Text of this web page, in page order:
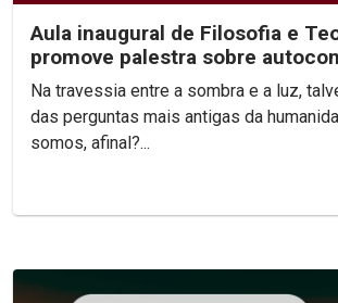
Aula inaugural de Filosofia e
promove palestra sobre
Na travessia entre a sombra e a luz,
das perguntas mais antigas da
somos, afinal?...